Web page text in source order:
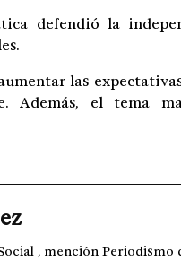
defendió la
las
Además, el tema
, mención